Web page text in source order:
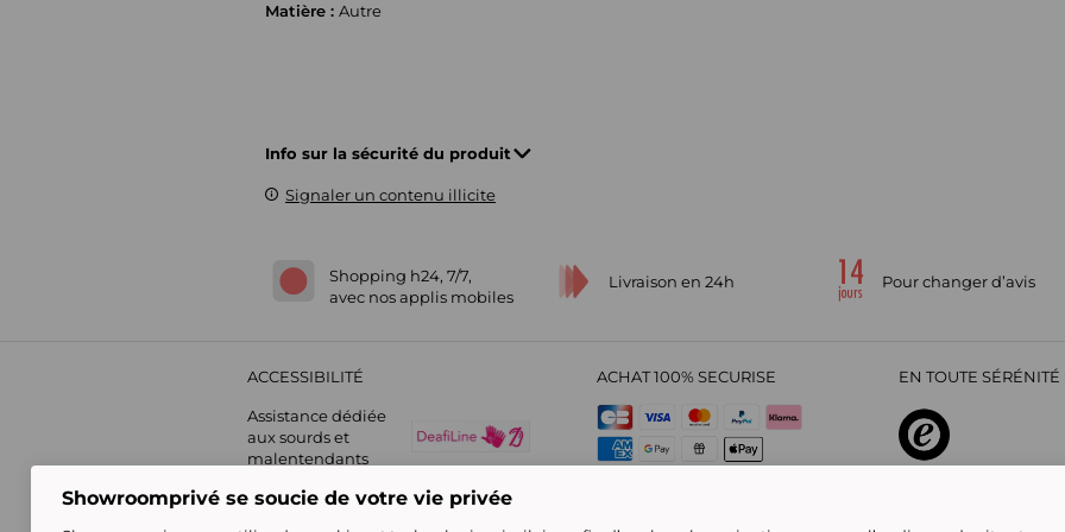
Matière :Autre
Info sur la sécurité du produit
Signaler un contenu illicite
Shopping h24, 7/7,
avec nos applis mobiles
Livraison en 24h Pour changer d’avis
ACCESSIBILITÉ
Assistance dédiée
aux sourds et
malentendants
ACHAT 100% SECURISE EN TOUTE SÉRÉNITÉ
Showroomprivé se soucie de votre vie privée